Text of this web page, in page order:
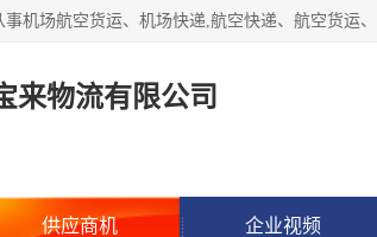
来物流有限公司
供应商机 企业视频